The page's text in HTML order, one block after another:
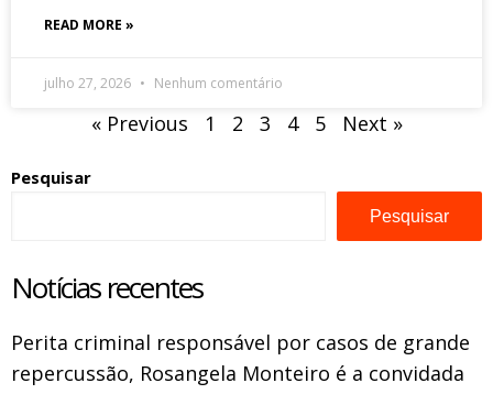
READ MORE »
julho 27, 2026 Nenhum comentário
« Previous 1 2 3 4 5 Next »
Pesquisar
Pesquisar
Notícias recentes
Perita criminal responsável por casos de grande
repercussão, Rosangela Monteiro é a convidada